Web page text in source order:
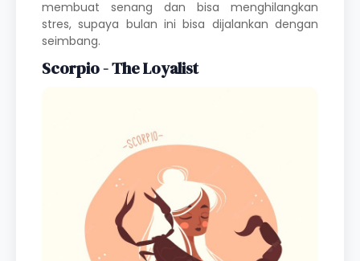
membuat senang dan bisa menghilangkan
stres, supaya bulan ini bisa dijalankan dengan
seimbang.
Scorpio - The Loyalist